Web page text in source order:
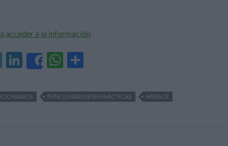
acceder a la información
T
e
gr
Li
n
ke
dI
Share
W
at
s
m
p
FUNCIONARIOS EN PRÁCTICAS MUFACE